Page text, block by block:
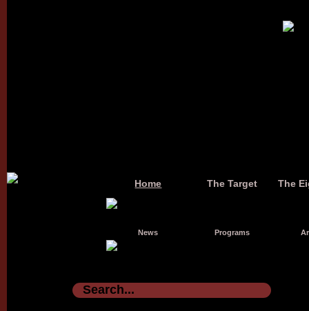
Home The Target The
News Programs